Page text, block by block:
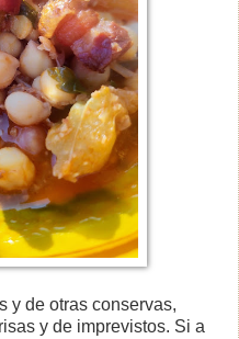
y de otras conservas,
y de imprevistos. Si a